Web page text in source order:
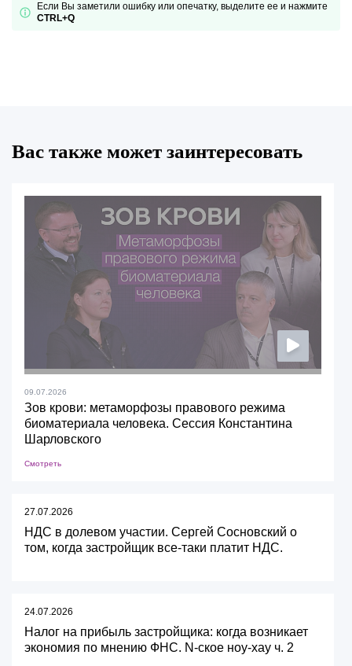
Если Вы заметили ошибку или опечатку, выделите ее и нажмите
CTRL+Q
Вас также может заинтересовать
09.07.2026
Зов крови: метаморфозы правового режима
биоматериала человека. Сессия Константина
Шарловского
Смотреть
27.07.2026
НДС в долевом участии. Сергей Сосновский о
том, когда застройщик все-таки платит НДС.
24.07.2026
Налог на прибыль застройщика: когда возникает
экономия по мнению ФНС. N-ское ноу-хау ч. 2